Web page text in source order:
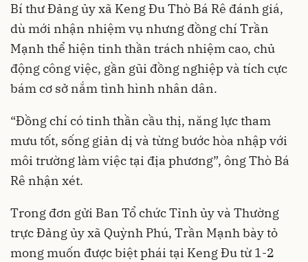
Bí thư Đảng ủy xã Keng Đu Thò Bá Rê đánh giá,
dù mới nhận nhiệm vụ nhưng đồng chí Trần
Mạnh thể hiện tinh thần trách nhiệm cao, chủ
động công việc, gần gũi đồng nghiệp và tích cực
bám cơ sở nắm tình hình nhân dân.
“Đồng chí có tinh thần cầu thị, năng lực tham
mưu tốt, sống giản dị và từng bước hòa nhập với
môi trường làm việc tại địa phương”, ông Thò Bá
Rê nhận xét.
Trong đơn gửi Ban Tổ chức Tỉnh ủy và Thường
trực Đảng ủy xã Quỳnh Phú, Trần Mạnh bày tỏ
mong muốn được biệt phái tại Keng Đu từ 1-2